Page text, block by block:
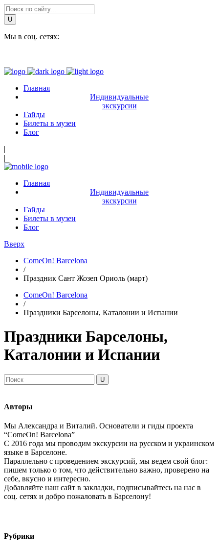
Мы в соц. сетях:
Главная
Индивидуальные
экскурсии
Гайды
Билеты в музеи
Блог
|
|
Главная
Индивидуальные
экскурсии
Гайды
Билеты в музеи
Блог
Вверх
ComeOn! Barcelona
/
Праздник Сант Жозеп Ориоль (март)
ComeOn! Barcelona
/
Праздники Барселоны, Каталонии и Испании
Праздники Барселоны,
Каталонии и Испании
Авторы
Мы Александра и Виталий. Основатели и гиды проекта
“ComeOn! Barcelona”
С 2016 года мы проводим экскурсии на русском и украинском
языке в Барселоне.
Параллельно с проведением экскурсий, мы ведем свой блог:
пишем только о том, что действительно важно, проверено на
себе, вкусно и интересно.
Добавляйте наш сайт в закладки, подписывайтесь на нас в
соц. сетях и добро пожаловать в Барселону!
Рубрики